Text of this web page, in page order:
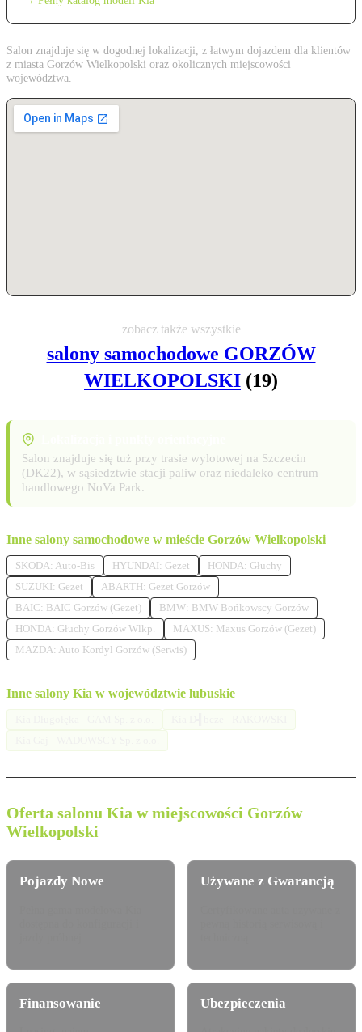
Salon znajduje się w dogodnej lokalizacji, z łatwym dojazdem dla klientów
z miasta Gorzów Wielkopolski oraz okolicznych miejscowości
województwa.
zobacz także wszystkie
salony samochodowe GORZÓW
WIELKOPOLSKI (19)
Salon znajduje się tuż przy trasie wylotowej na Szczecin
(DK22), w sąsiedztwie stacji paliw oraz niedaleko centrum
handlowego NoVa Park.
Inne salony samochodowe w mieście Gorzów Wielkopolski
SKODA: Auto-Bis HYUNDAI: Gezet
HONDA: Głuchy
SUZUKI: Gezet
ABARTH: Gezet Gorzów
BAIC: BAIC Gorzów (Gezet)
BMW: BMW Bońkowscy Gorzów
HONDA: Głuchy Gorzów Wlkp.
MAXUS: Maxus Gorzów (Gezet)
MAZDA: Auto Kordyl Gorzów (Serwis)
Inne salony Kia w województwie lubuskie
Oferta salonu Kia w miejscowości Gorzów
Wielkopolski
Pojazdy Nowe Używane z Gwarancją
Finansowanie Ubezpieczenia